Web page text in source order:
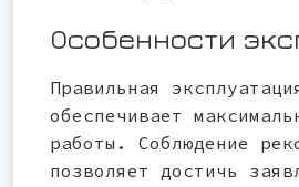
Особенности
Правильная
обеспечивает
работы. Соблюдение
позволяет достичь